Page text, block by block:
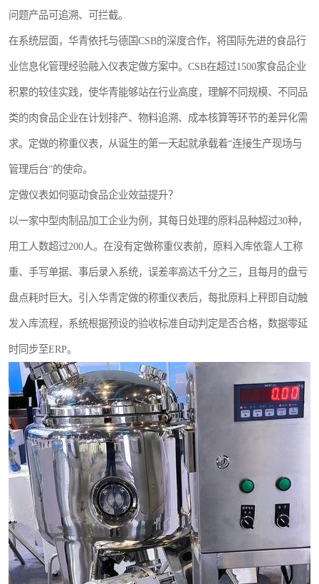
问题产品可追溯、可拦截。
在系统层面，华青依托与德国CSB的深度合作，将国际先进的食品行
业信息化管理经验融入仪表定做方案中。CSB在超过1500家食品企业
积累的较佳实践，使华青能够站在行业高度，理解不同规模、不同品
类的肉食品企业在计划排产、物料追溯、成本核算等环节的差异化需
求。定做的称重仪表，从诞生的第一天起就承载着“连接生产现场与
管理后台”的使命。
定做仪表如何驱动食品企业效益提升？
以一家中型肉制品加工企业为例，其每日处理的原料品种超过30种，
用工人数超过200人。在没有定做称重仪表前，原料入库依靠人工称
重、手写单据、事后录入系统，误差率高达千分之三，且每月的盘亏
盘点耗时巨大。引入华青定做的称重仪表后，每批原料上秤即自动触
发入库流程，系统根据预设的验收标准自动判定是否合格，数据零延
时同步至ERP。